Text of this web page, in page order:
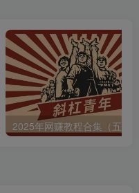
2025年网赚教程合集（五月